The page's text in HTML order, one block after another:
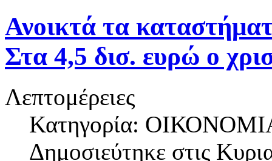
Ανοικτά τα
Στα 4,5 δισ. ευρώ ο
Λεπτομέρειες
Κατηγορία:
Δημοσιεύτηκε στις